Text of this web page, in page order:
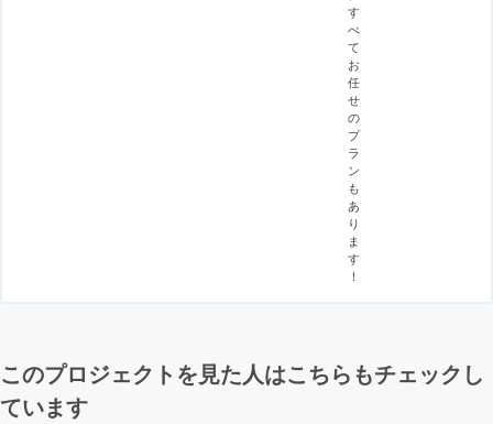
す
べ
て
お
任
せ
の
プ
ラ
ン
も
あ
り
ま
す
！
このプロジェクトを見た人はこちらもチェックし
ています